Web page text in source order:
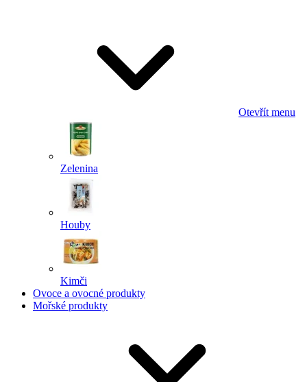
Otevřít menu
Zelenina
Houby
Kimči
Ovoce a ovocné produkty
Mořské produkty